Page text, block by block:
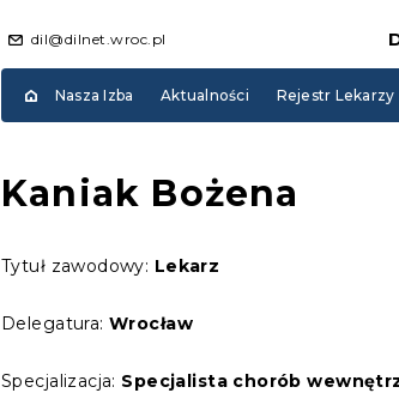
dil@dilnet.wroc.pl
Nasza Izba Aktualności Rejestr Lekarzy
Kaniak Bożena
Tytuł zawodowy: Lekarz
Delegatura:Wrocław
Specjalizacja: Specjalista chorób